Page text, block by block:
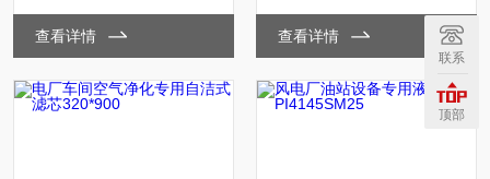
查看详情 查看详情
联系
顶部